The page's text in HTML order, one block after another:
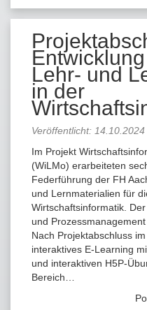
Lehr- und
in der
Veröffentlicht: 14.10.2024
Im Projekt
(WiLMo) erarbeiteten
Federführung der FH
und Lernmaterialien für
Wirtschaftsinformatik.
und
Nach Projektabschluss
interaktives E-Learning
und interaktiven H5P-
Bereich…